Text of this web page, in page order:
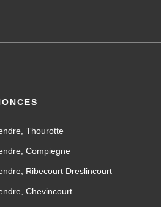
Thourotte
Compiegne
Ribecourt Dreslincourt
Chevincourt